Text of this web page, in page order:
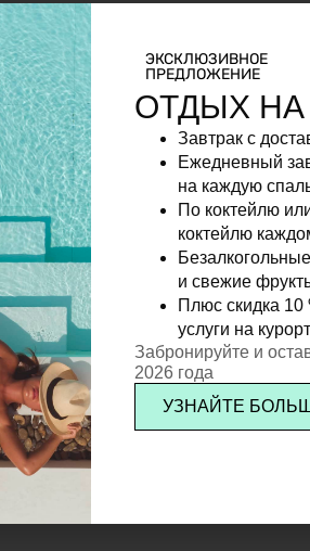
ЭКСКЛЮЗИВНОЕ
ПРЕДЛОЖЕНИЕ
ОТДЫХ НА
Завтрак с
Ежедневный
на каждую
По коктейлю
коктейлю
и свежие
Плюс скидка 10
услуги на
Забронируйте и
2026 года
УЗНАЙТЕ